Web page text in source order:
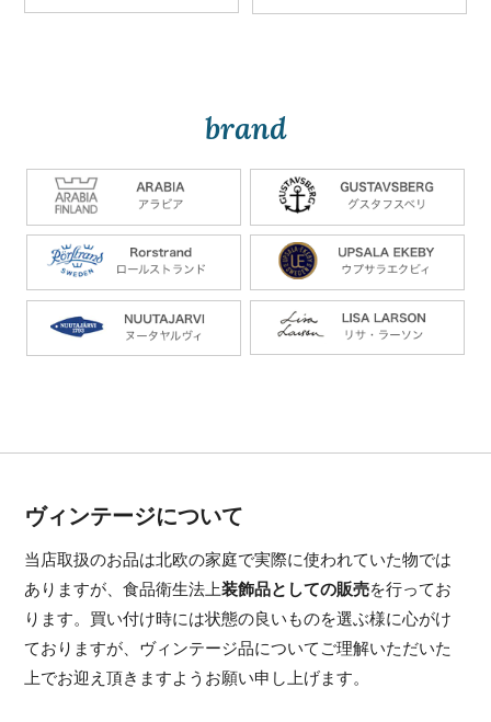
brand
ヴィンテージについて
当店取扱のお品は北欧の家庭で実際に使われていた物では
ありますが、食品衛生法上装飾品としての販売を行ってお
ります。買い付け時には状態の良いものを選ぶ様に心がけ
ておりますが、ヴィンテージ品についてご理解いただいた
上でお迎え頂きますようお願い申し上げます。